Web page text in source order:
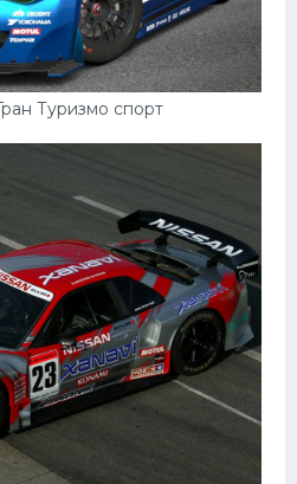
Туризмо спорт